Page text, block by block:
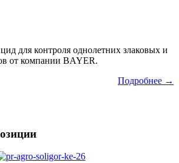
для контроля однолетних злаковых и
от компании BAYER.
Подробнее →